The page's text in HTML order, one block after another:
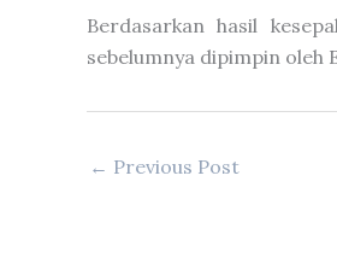
Berdasarkan hasil
sebelumnya dipimpin oleh
← Previous Post